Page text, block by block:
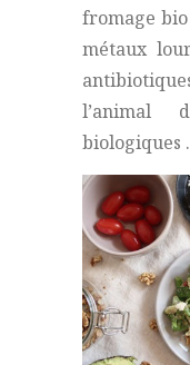
fromage
métaux
l’animal
biologiques